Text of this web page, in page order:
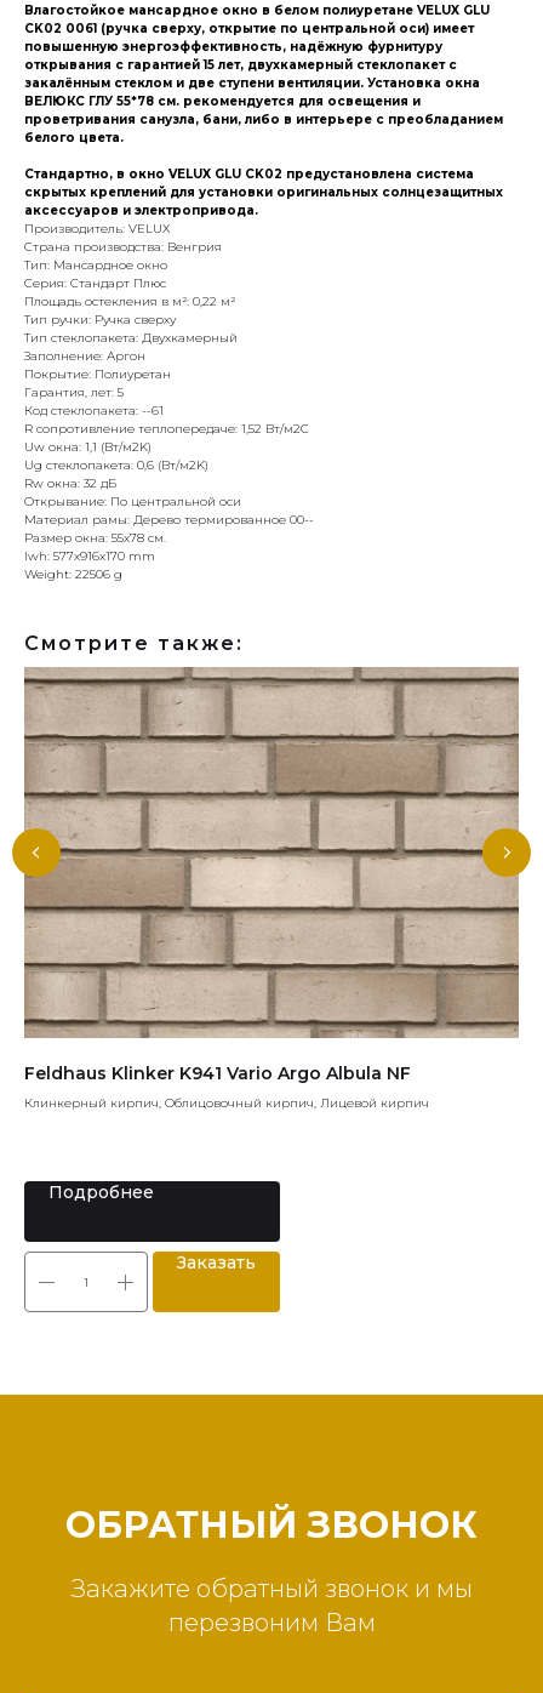
Влагостойкое мансардное окно в белом полиуретане VELUX GLU
CK02 0061 (ручка сверху, открытие по центральной оси) имеет
повышенную энергоэффективность, надёжную фурнитуру
открывания с гарантией 15 лет, двухкамерный стеклопакет с
закалённым стеклом и две ступени вентиляции. Установка окна
ВЕЛЮКС ГЛУ 55*78 см. рекомендуется для освещения и
проветривания санузла, бани, либо в интерьере с преобладанием
белого цвета.
Стандартно, в окно VELUX GLU CK02 предустановлена система
скрытых креплений для установки оригинальных солнцезащитных
аксессуаров и электропривода.
Производитель: VELUX
Страна производства: Венгрия
Тип: Мансардное окно
Серия: Стандарт Плюс
Площадь остекления в м²: 0,22 м²
Тип ручки: Ручка сверху
Тип стеклопакета: Двухкамерный
Заполнение: Аргон
Покрытие: Полиуретан
Гарантия, лет: 5
Код стеклопакета: --61
R сопротивление теплопередаче: 1,52 Вт/м2С
Uw окна: 1,1 (Вт/м2K)
Ug стеклопакета: 0,6 (Вт/м2K)
Rw окна: 32 дБ
Открывание: По центральной оси
Материал рамы: Дерево термированное 00--
Размер окна: 55x78 см.
lwh: 577x916x170 mm
Weight: 22506 g
Смотрите также:
Feldhaus Klinker K941 Vario Argo Albula NF
Клинкерный кирпич, Облицовочный кирпич, Лицевой кирпич
Подробнее
Заказать
ОБРАТНЫЙ ЗВОНОК
Закажите обратный звонок и мы
перезвоним Вам